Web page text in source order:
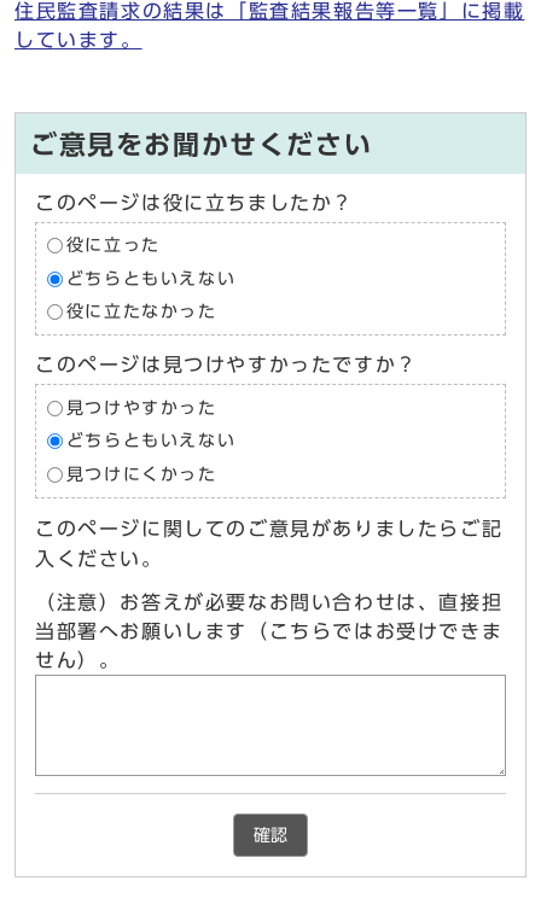
住民監査請求の結果は「監査結果報告等一覧」に掲載
しています。
ご意見をお聞かせください
このページは役に立ちましたか？
役に立った
どちらともいえない
役に立たなかった
このページは見つけやすかったですか？
見つけやすかった
どちらともいえない
見つけにくかった
このページに関してのご意見がありましたらご記
入ください。
（注意）お答えが必要なお問い合わせは、直接担
当部署へお願いします（こちらではお受けできま
せん）。
確認